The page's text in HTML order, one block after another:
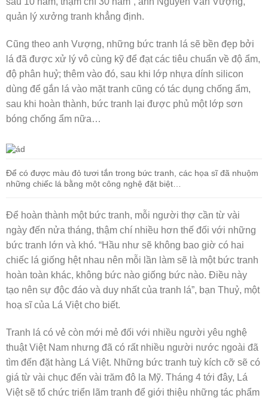
quản lý xưởng tranh khẳng định.
Cũng theo anh Vượng, những bức tranh lá sẽ bền đẹp bởi
lá đã được xử lý vô cùng kỹ để đạt các tiêu chuẩn về độ ẩm,
độ phân huỷ; thêm vào đó, sau khi lớp nhựa dính silicon
dùng để gắn lá vào mặt tranh cũng có tác dụng chống ẩm,
sau khi hoàn thành, bức tranh lại được phủ một lớp sơn
bóng chống ẩm nữa…
Để có được màu đỏ tươi tắn trong bức tranh, các họa sĩ đã nhuộm
những chiếc lá bằng một công nghệ đặt biệt…
Để hoàn thành một bức tranh, mỗi người thợ cần từ vài
ngày đến nửa tháng, thậm chí nhiều hơn thế đối với những
bức tranh lớn và khó. “Hầu như sẽ không bao giờ có hai
chiếc lá giống hệt nhau nên mỗi lần làm sẽ là một bức tranh
hoàn toàn khác, không bức nào giống bức nào. Điều này
tạo nên sự độc đáo và duy nhất của tranh lá”, bạn Thuỷ, một
hoạ sĩ của Lá Việt cho biết.
Tranh lá có vẻ còn mới mẻ đối với nhiều người yêu nghệ
thuật Việt Nam nhưng đã có rất nhiều người nước ngoài đã
tìm đến đặt hàng Lá Việt. Những bức tranh tuỳ kích cỡ sẽ có
giá từ vài chục đến vài trăm đô la Mỹ. Tháng 4 tới đây, Lá
Việt sẽ tổ chức triển lãm tranh để giới thiệu những tác phẩm